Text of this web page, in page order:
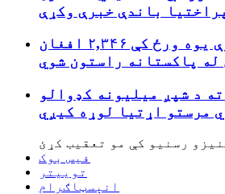
پراختیا باندې خبرې وکړې
طالبان: یوازې یوه ورځ کې ۲,۳۴۶ افغان
له پاکستانه راستون شوي
د شپږ میلیونه کډوالو
مرستو اړتیا لوړه کیږي
رسنیو کې مو تعقیب کړئ
فیس بوک
توییتر
انېسټاګرام